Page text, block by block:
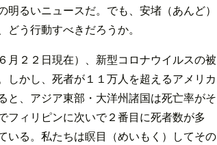
るいニュースだ。でも、安堵（あんど）
う行動すべきだろうか。
月２２日現在）、新型コロナウイルスの被
かし、死者が１１万人を超えるアメリカ
と、アジア東部・大洋州諸国は死亡率がそ
フィリピンに次いで２番目に死者数が多
いる。私たちは瞑目（めいもく）してその